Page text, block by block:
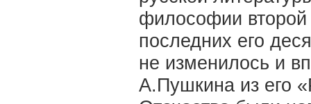
философии
последних его
не изменилось и
А.Пушкина из его